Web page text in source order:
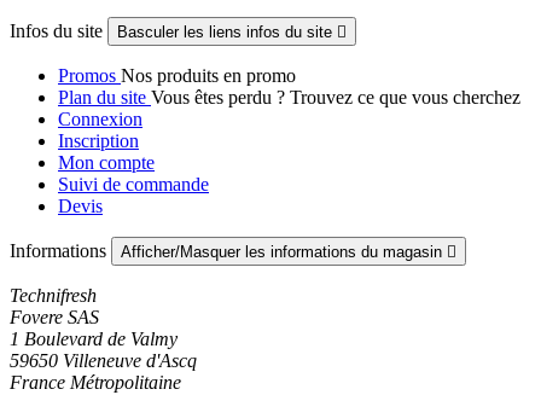
Infos du site Basculer les liens infos du site 
Promos Nos produits en promo
Plan du site Vous êtes perdu ? Trouvez ce que vous cherchez
Connexion
Inscription
Mon compte
Suivi de commande
Devis
Informations Afficher/Masquer les informations du magasin 
Technifresh
Fovere SAS
1 Boulevard de Valmy
59650 Villeneuve d'Ascq
France Métropolitaine